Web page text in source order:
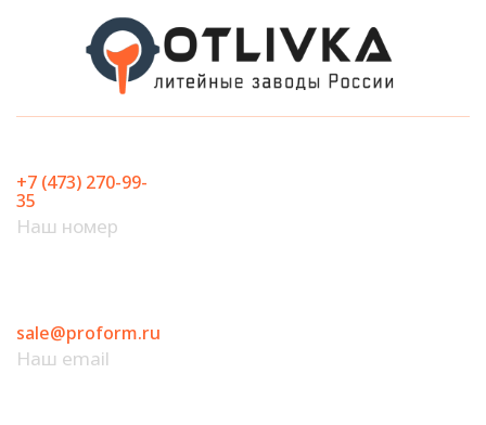
содержимому
+7 (473) 270-99-
35
Наш номер
sale@proform.ru
Наш email